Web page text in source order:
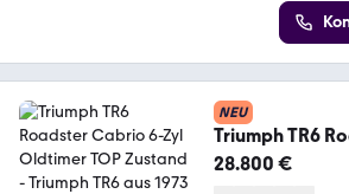
NEU
Triumph TR6
Zyl Oldtimer
28.800 €